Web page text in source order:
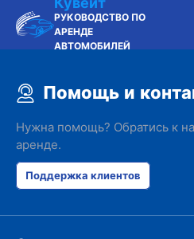
РУКОВОДСТВО ПО
АРЕНДЕ
АВТОМОБИЛЕЙ
Помощь и
Нужна помощь? Обратись к
аренде.
Поддержка клиентов